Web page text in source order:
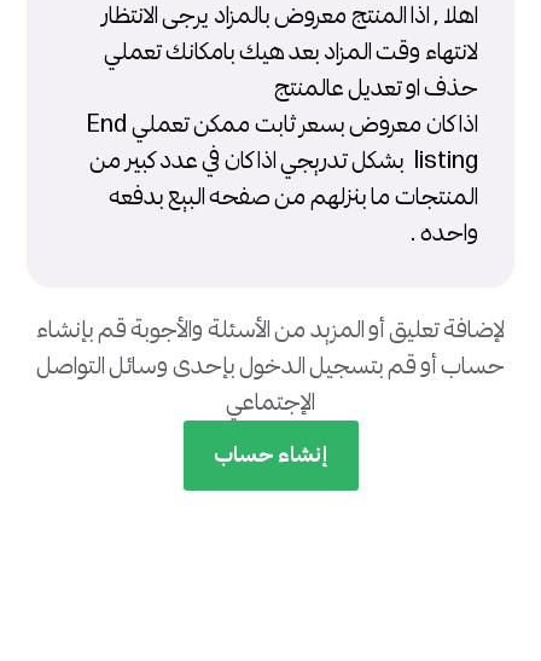
اهلا , اذا المنتج معروض بالمزاد يرجى الانتظار
لانتهاء وقت المزاد بعد هيك بامكانك تعملي
حذف او تعديل عالمنتج
اذا كان معروض بسعر ثابت ممكن تعملي End
listing بشكل تدريجي اذا كان في عدد كبير من
المنتجات ما بنزلهم من صفحه البيع بدفعه
واحده .
لإضافة تعليق أو المزيد من الأسئلة والأجوبة قم بإنشاء
حساب أو قم بتسجيل الدخول بإحدى وسائل التواصل
الإجتماعي
إنشاء حساب